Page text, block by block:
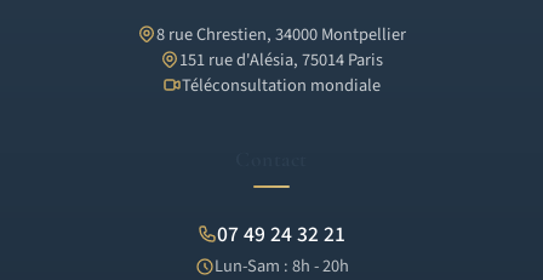
8 rue Chrestien, 34000 Montpellier
151 rue d'Alésia, 75014 Paris
Téléconsultation mondiale
07 49 24 32 21
Lun-Sam : 8h - 20h